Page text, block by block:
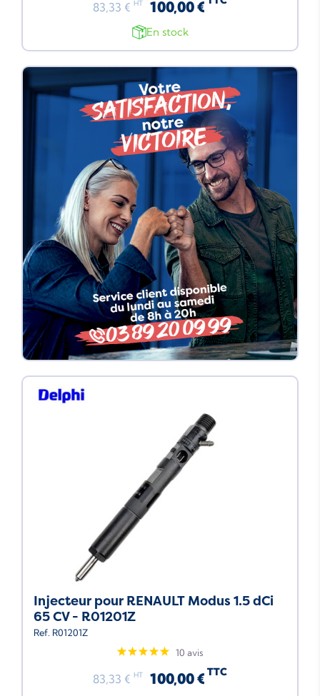
83,33 € HT 100,00 €
En stock
Injecteur pour RENAULT Modus 1.5 dCi
65 CV - R01201Z
Ref. R01201Z
10 avis
83,33 € HT 100,00 € TTC